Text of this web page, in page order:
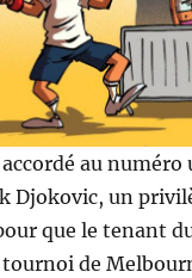
accordé au
Djokovic, un
que le tenant
de